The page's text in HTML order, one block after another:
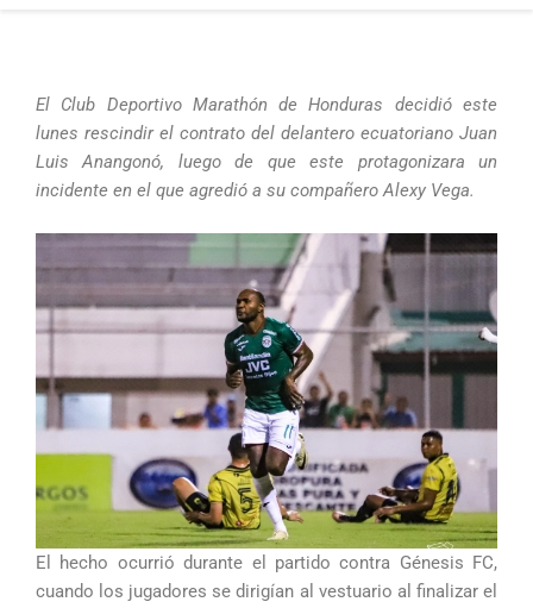
El Club Deportivo Marathón de Honduras decidió este
lunes rescindir el contrato del delantero ecuatoriano Juan
Luis Anangonó, luego de que este protagonizara un
incidente en el que agredió a su compañero Alexy Vega.
El hecho ocurrió durante el partido contra Génesis FC,
cuando los jugadores se dirigían al vestuario al finalizar el